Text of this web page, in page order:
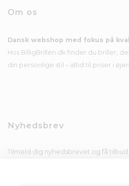
Om os
Dansk webshop med fokus på
Hos BilligBrillen.dk finder du briller,
din personlige stil – altid til priser i
Nyhedsbrev
Tilmeld dig nyhedsbrevet og få tilbud